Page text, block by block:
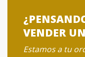
VENDER
Estamos a tu